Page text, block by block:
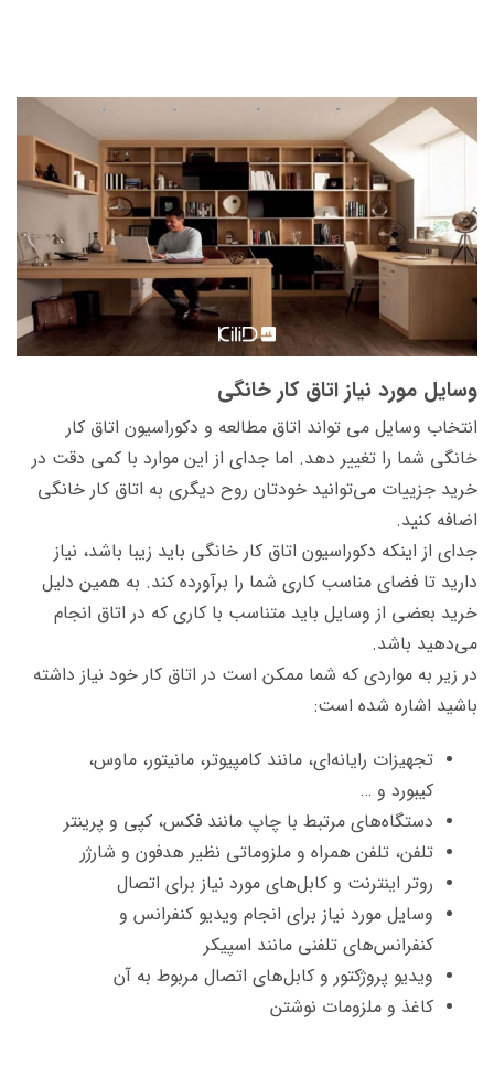
وسایل مورد نیاز اتاق کار خانگی
انتخاب وسایل می تواند اتاق مطالعه و دکوراسیون اتاق کار
خانگی شما را تغییر دهد. اما جدای از این موارد با کمی دقت در
خرید جزییات می‌توانید خودتان روح دیگری به اتاق کار خانگی
اضافه کنید.
جدای از اینکه دکوراسیون اتاق کار خانگی باید زیبا باشد، نیاز
دارید تا فضای مناسب کاری شما را برآورده کند. به همین دلیل
خرید بعضی از وسایل باید متناسب با کاری که در اتاق انجام
می‌دهید باشد.
در زیر به مواردی که شما ممکن است در اتاق کار خود نیاز داشته
باشید اشاره شده است:
تجهیزات رایانه‌ای، مانند کامپیوتر، مانیتور، ماوس،
کیبورد و …
دستگاه‌های مرتبط با چاپ مانند فکس، کپی و پرینتر
تلفن، تلفن همراه و ملزوماتی نظیر هدفون و شارژر
روتر اینترنت و کابل‌های مورد نیاز برای اتصال
وسایل مورد نیاز برای انجام ویدیو کنفرانس و
کنفرانس‌های تلفنی مانند اسپیکر
ویدیو پروژکتور و کابل‌های اتصال مربوط به آن
کاغذ و ملزومات نوشتن